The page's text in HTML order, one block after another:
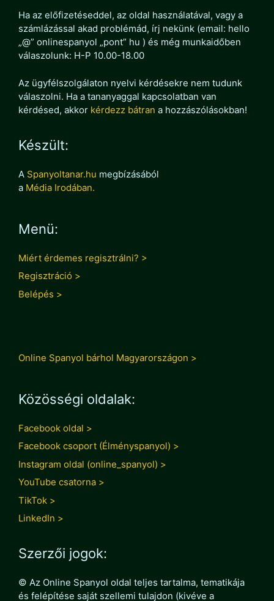
Ha az előfizetéseddel, az oldal használatával, vagy a
számlázással akad problémád, írj nekünk (email: hello
„@” onlinespanyol „pont” hu ) és még munkaidőben
válaszolunk: H-P 10.00-18.00
Az ügyfélszolgálaton nyelvi kérdésekre nem tudunk
válaszolni. Ha a tananyaggal kapcsolatban van
kérdésed, akkor kérdezz bátran a hozzászólásokban!
Készült:
A Spanyoltanar.hu megbízásából
a Média Irodában.
Menü:
Miért érdemes regisztrálni? >
Regisztráció >
Belépés >
Online Spanyol bárhol Magyarországon >
Közösségi oldalak:
Facebook oldal >
Facebook csoport (Élményspanyol) >
Instagram oldal (online_spanyol) >
YouTube csatorna >
TikTok >
LinkedIn >
Szerzői jogok:
© Az Online Spanyol oldal teljes tartalma, tematikája
és felépítése saját szellemi tulajdon (kivéve a